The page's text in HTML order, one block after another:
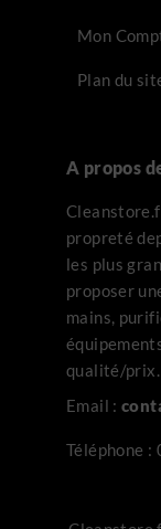
Mon
Plan du
A propos
propreté
les plus
proposer
mains,
qualité/prix.
Email :
Téléphone :